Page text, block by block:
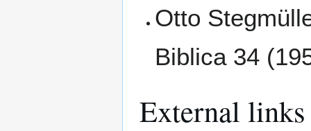
Otto
Biblica 34
External links